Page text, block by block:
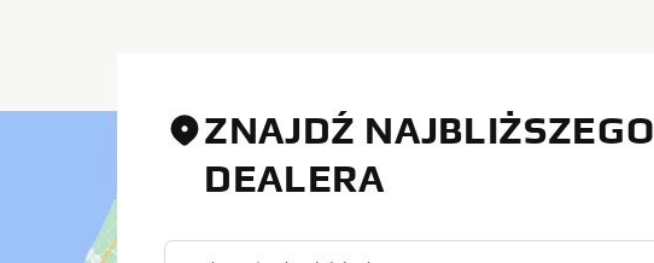
ZNAJDŹ NAJBLIŻSZEGO
DEALERA